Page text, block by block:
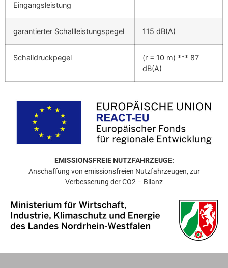
Eingangsleistung
garantierter Schallleistungspegel 115 dB(A)
Schalldruckpegel
(r = 10 m) *** 87
dB(A)
EMISSIONSFREIE NUTZFAHRZEUGE:
Anschaffung von emissionsfreien Nutzfahrzeugen, zur
Verbesserung der CO2 – Bilanz